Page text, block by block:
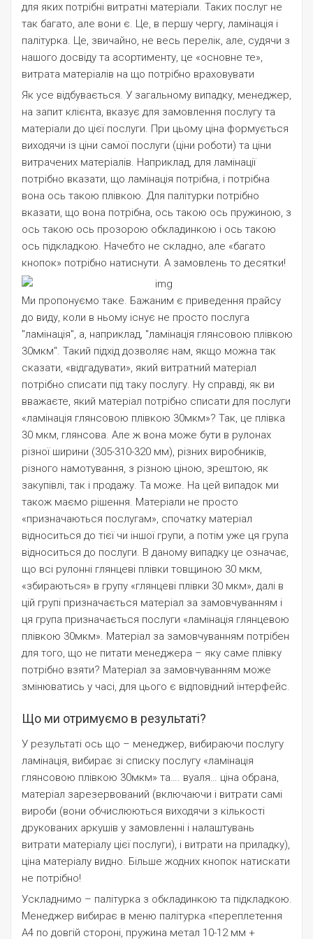
для яких потрібні витратні матеріали. Таких послуг не
так багато, але вони є. Це, в першу чергу, ламінація і
палітурка. Це, звичайно, не весь перелік, але, судячи з
нашого досвіду та асортименту, це «основне те»,
витрата матеріалів на що потрібно враховувати
Як усе відбувається. У загальному випадку, менеджер,
на запит клієнта, вказує для замовлення послугу та
матеріали до цієї послуги. При цьому ціна формується
виходячи із ціни самої послуги (ціни роботи) та ціни
витрачених матеріалів. Наприклад, для ламінації
потрібно вказати, що ламінація потрібна, і потрібна
вона ось такою плівкою. Для палітурки потрібно
вказати, що вона потрібна, ось такою ось пружиною, з
ось такою ось прозорою обкладинкою і ось такою
ось підкладкою. Начебто не складно, але «багато
кнопок» потрібно натиснути. А замовлень то десятки!
Ми пропонуємо таке. Бажаним є приведення прайсу
до виду, коли в ньому існує не просто послуга
"ламінація", а, наприклад, "ламінація глянсовою плівкою
30мкм". Такий підхід дозволяє нам, якщо можна так
сказати, «відгадувати», який витратний матеріал
потрібно списати під таку послугу. Ну справді, як ви
вважаєте, який матеріал потрібно списати для послуги
«ламінація глянсовою плівкою 30мкм»? Так, це плівка
30 мкм, глянсова. Але ж вона може бути в рулонах
різної ширини (305-310-320 мм), різних виробників,
різного намотування, з різною ціною, зрештою, як
закупівлі, так і продажу. Та може. На цей випадок ми
також маємо рішення. Матеріали не просто
«призначаються послугам», спочатку матеріал
відноситься до тієї чи іншої групи, а потім уже ця група
відноситься до послуги. В даному випадку це означає,
що всі рулонні глянцеві плівки товщиною 30 мкм,
«збираються» в групу «глянцеві плівки 30 мкм», далі в
цій групі призначається матеріал за замовчуванням і
ця група призначається послуги «ламінація глянцевою
плівкою 30мкм». Матеріал за замовчуванням потрібен
для того, що не питати менеджера – яку саме плівку
потрібно взяти? Матеріал за замовчуванням може
змінюватись у часі, для цього є відповідний інтерфейс.
Що ми отримуємо в результаті?
У результаті ось що – менеджер, вибираючи послугу
ламінація, вибирає зі списку послугу «ламінація
глянсовою плівкою 30мкм» та…. вуаля… ціна обрана,
матеріал зарезервований (включаючи і витрати самі
вироби (вони обчислюються виходячи з кількості
друкованих аркушів у замовленні і налаштувань
витрати матеріалу цієї послуги), і витрати на приладку),
ціна матеріалу видно. Більше жодних кнопок натискати
не потрібно!
Ускладнимо – палітурка з обкладинкою та підкладкою.
Менеджер вибирає в меню палітурка «переплетення
А4 по довгій стороні, пружина метал 10-12 мм +